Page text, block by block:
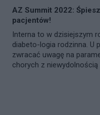
AZ Summit 2022:
pacjentów!
Interna to w dzisiejszym
diabeto-logia rodzinna. U
zwracać uwagę na
chorych z niewydolnością